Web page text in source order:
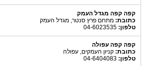
קפה קפה מגדל העמק
כתובת: מתחם פרץ סנטר, מגדל העמק
טלפון:
קפה קפה עפולה
כתובת: קניון העמקים, עפולה
טלפון: